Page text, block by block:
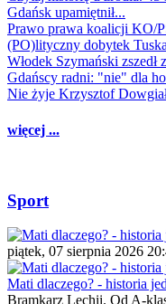
Gdańsk upamiętnił...
Prawo prawa koalicji KO/
(PO)lityczny dobytek
Włodek Szymański zszedł
Gdańscy radni: "nie" dla
Nie żyje Krzysztof
więcej ...
Sport
piątek, 07 sierpnia 2026
Mati dlaczego? - historia
Bramkarz Lechii. Od A-